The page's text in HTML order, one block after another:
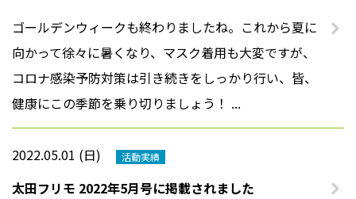
プライバシーポリシー
ゴールデンウィークも終わりましたね。これから夏に
向かって徐々に暑くなり、マスク着用も大変ですが、
コロナ感染予防対策は引き続きをしっかり行い、皆、
健康にこの季節を乗り切りましょう！ ...
2022.05.01 (日) 活動実績
太田フリモ 2022年5月号に掲載されました